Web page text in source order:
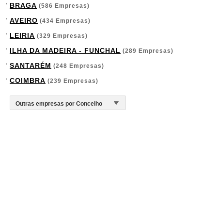
BRAGA (586 Empresas)
AVEIRO (434 Empresas)
LEIRIA (329 Empresas)
ILHA DA MADEIRA - FUNCHAL (289 Empresas)
SANTARÉM (248 Empresas)
COIMBRA (239 Empresas)